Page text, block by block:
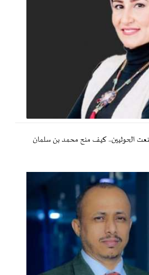
الحوثيين.. كيف منح محمد بن سلمان